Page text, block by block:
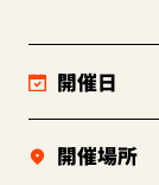
開催日
開催場所